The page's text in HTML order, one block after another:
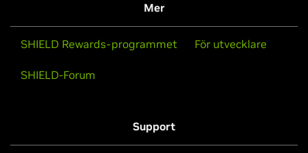
Mer
SHIELD Rewards-programmet För utvecklare
SHIELD-Forum
Support